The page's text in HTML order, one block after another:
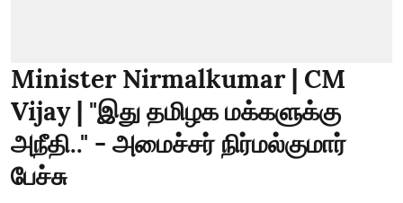
Minister Nirmalkumar | CM
Vijay | "இது தமிழக மக்களுக்கு
அநீதி.." - அமைச்சர் நிர்மல்குமார்
பேச்சு